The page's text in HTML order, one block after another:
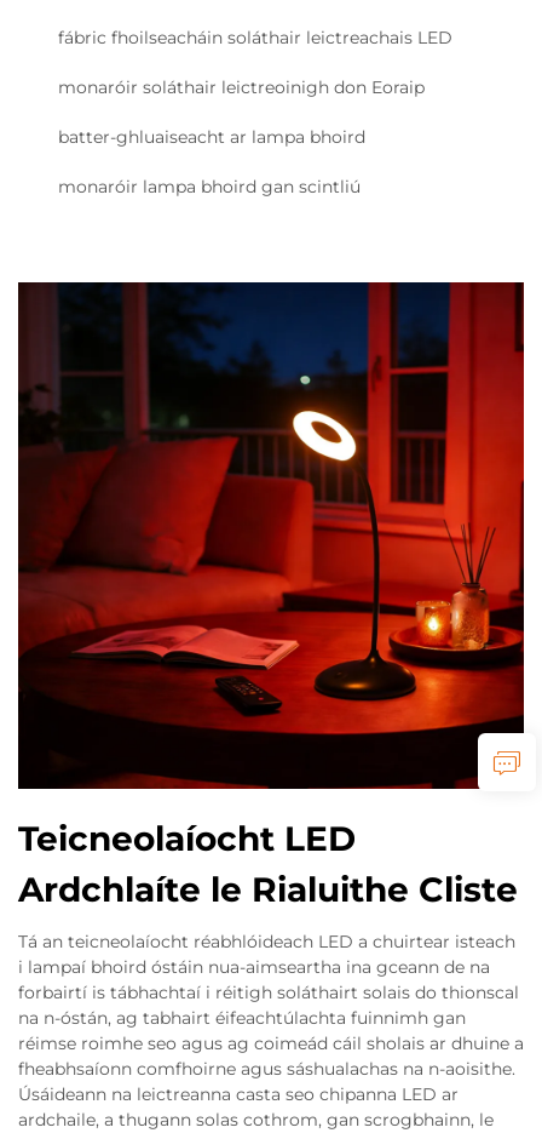
fábric fhoilseacháin soláthair leictreachais LED
monaróir soláthair leictreoinigh don Eoraip
batter-ghluaiseacht ar lampa bhoird
monaróir lampa bhoird gan scintliú
Teicneolaíocht LED
Ardchlaíte le Rialuithe Cliste
Tá an teicneolaíocht réabhlóideach LED a chuirtear isteach
i lampaí bhoird óstáin nua-aimseartha ina gceann de na
forbairtí is tábhachtaí i réitigh soláthairt solais do thionscal
na n-óstán, ag tabhairt éifeachtúlachta fuinnimh gan
réimse roimhe seo agus ag coimeád cáil sholais ar dhuine a
fheabhsaíonn comfhoirne agus sáshualachas na n-aoisithe.
Úsáideann na leictreanna casta seo chipanna LED ar
ardchaile, a thugann solas cothrom, gan scrogbhainn, le